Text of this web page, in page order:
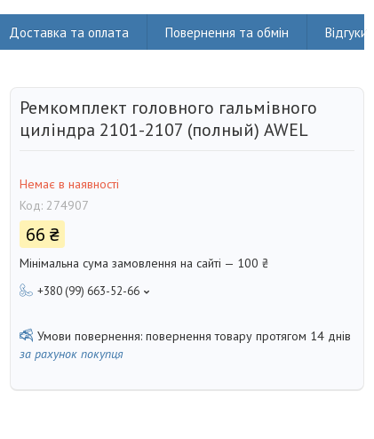
Доставка та оплата Повернення та обмін Відгуки
Ремкомплект головного гальмівного
циліндра 2101-2107 (полный) AWEL
Немає в наявності
Код: 274907
66 ₴
Мінімальна сума замовлення на сайті — 100 ₴
+380 (99) 663-52-66
повернення товару протягом 14 днів
за рахунок покупця